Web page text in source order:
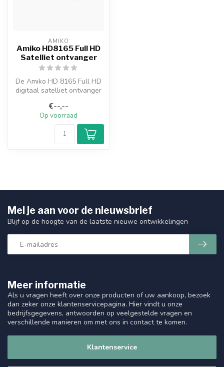
AMIKO
Amiko HD8165 Full HD
Satelliet ontvanger
De Amiko HD 8165 Full HD
digitaal satelliet ontvanger
e...
€--,--
Op voorraad
Meer informatie
Als u vragen heeft over onze producten of uw aankoop, bezoek
dan zeker onze klantenservicepagina. Hier vindt u onze
bedrijfsgegevens, antwoorden op veelgestelde vragen en
verschillende manieren om met ons in contact te komen.
Klantenservice
Mel je aan voor de nieuwsbrief
Blijf op de hoogte van de laatste nieuwe ontwikkelingen